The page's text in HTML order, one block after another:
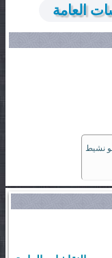
العامة
نشيط